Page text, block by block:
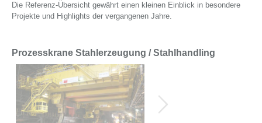
Die Referenz-Übersicht gewährt einen kleinen Einblick in besondere
Projekte und Highlights der vergangenen Jahre.
Prozesskrane Stahlerzeugung / Stahlhandling